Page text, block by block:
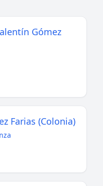
Gómez
Farias (Colonia)